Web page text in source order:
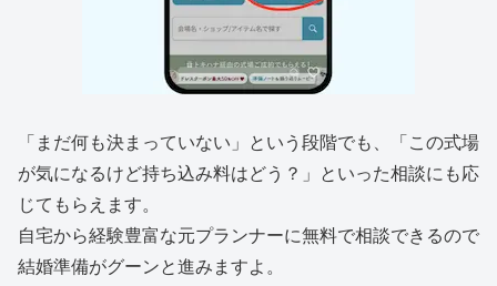
「まだ何も決まっていない」という段階でも、「この式場
が気になるけど持ち込み料はどう？」といった相談にも応
じてもらえます。
自宅から経験豊富な元プランナーに無料で相談できるので
結婚準備がグーンと進みますよ。